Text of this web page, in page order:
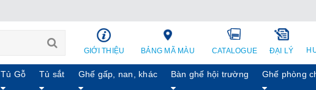
GIỚI THIỆU BẢNG MÃ MÀU CATALOGUE ĐẠI LÝ
Tủ Gỗ Tủ sắt Ghế gấp, nan, khác Bàn ghế hội trường Ghế phòng